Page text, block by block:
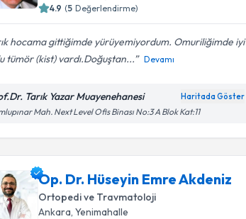
4.9 (5 Değerlendirme)
hocama gittiğimde yürüyemiyordum. Omuriliğimde iyi
tümör (kist) vardı.Doğuştan...
Devamı
Tarık Yazar Muayenehanesi Haritada Göster
Mah. Next Level Ofis Binası No:3 A Blok Kat:11
Op. Dr. Hüseyin Emre Akdeniz
Ortopedi ve Travmatoloji
Ankara , Yenimahalle